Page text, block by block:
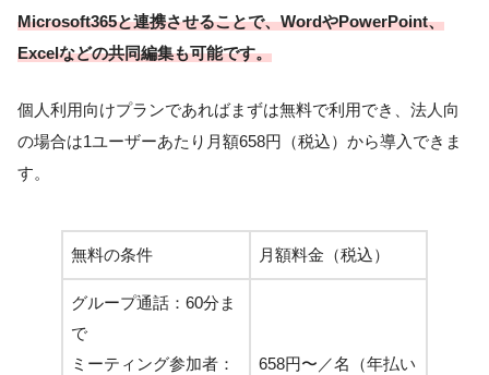
Microsoft365と連携させることで、WordやPowerPoint、
Excelなどの共同編集も可能です。
個人利用向けプランであればまずは無料で利用でき、法人向
の場合は1ユーザーあたり月額658円（税込）から導入できま
す。
無料の条件 月額料金（税込）
グループ通話：60分ま
で
ミーティング参加者：
658円〜／名（年払い